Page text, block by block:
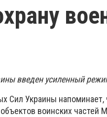
введен усиленный
Сил Украины напоминает,
воинских частей